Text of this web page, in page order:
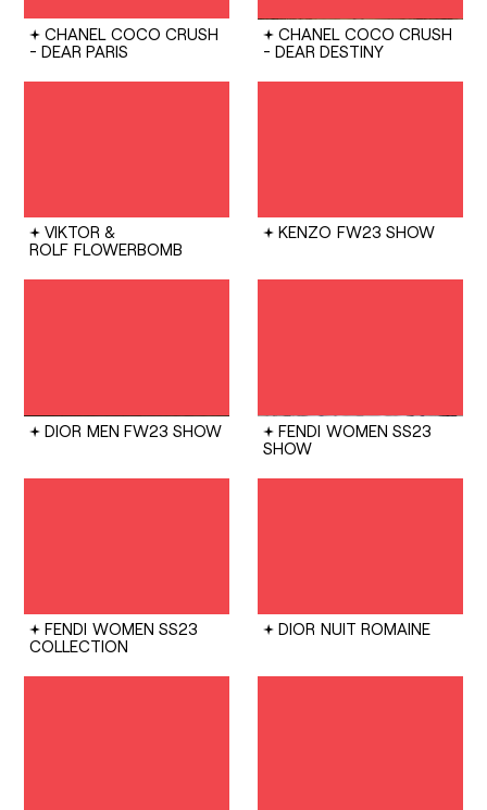
CHANEL COCO CRUSH
- DEAR PARIS
CHANEL COCO CRUSH
- DEAR DESTINY
VIKTOR &
ROLF FLOWERBOMB
KENZO FW23 SHOW
DIOR MEN FW23 SHOW FENDI WOMEN SS23
SHOW
FENDI WOMEN SS23
COLLECTION
DIOR NUIT ROMAINE